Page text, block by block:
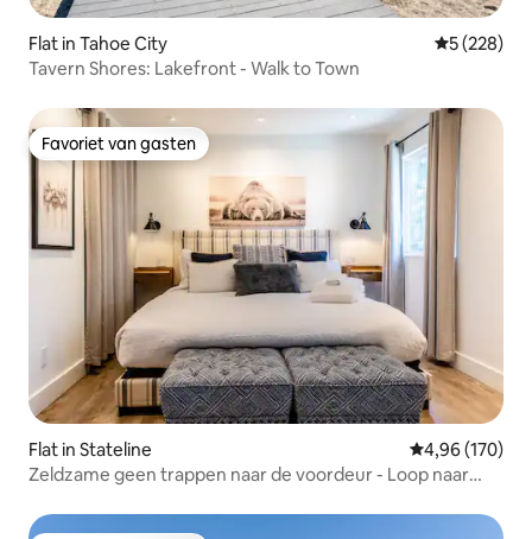
Flat in Tahoe City
5 (228)
Tavern Shores: Lakefront - Walk to Town
Favoriet van gasten
Favoriet van gasten
Flat in Stateline Gemiddelde
4,96 (170)
Zeldzame geen trappen naar de voordeur - Loop naar